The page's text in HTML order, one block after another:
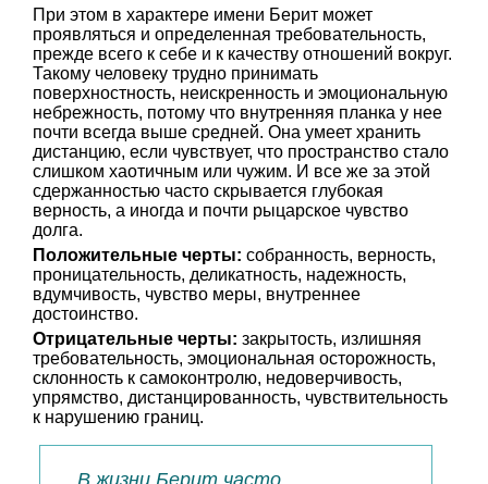
При этом в характере имени Берит может
проявляться и определенная требовательность,
прежде всего к себе и к качеству отношений вокруг.
Такому человеку трудно принимать
поверхностность, неискренность и эмоциональную
небрежность, потому что внутренняя планка у нее
почти всегда выше средней. Она умеет хранить
дистанцию, если чувствует, что пространство стало
слишком хаотичным или чужим. И все же за этой
сдержанностью часто скрывается глубокая
верность, а иногда и почти рыцарское чувство
долга.
Положительные черты: собранность, верность,
проницательность, деликатность, надежность,
вдумчивость, чувство меры, внутреннее
достоинство.
Отрицательные черты: закрытость, излишняя
требовательность, эмоциональная осторожность,
склонность к самоконтролю, недоверчивость,
упрямство, дистанцированность, чувствительность
к нарушению границ.
В жизни Берит часто